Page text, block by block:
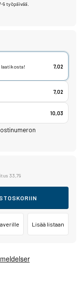
työpäivää.
laatikosta! 7,02
7,02
10,03
33,79
Lisää listaan